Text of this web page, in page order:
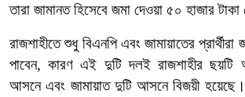
তারা জামানত হিসেবে জমা দেওয়া ৫০ হাজার
রাজশাহীতে শুধু বিএনপি এবং জামায়াতের
পাবেন, কারণ এই দুটি দলই রাজশাহীর ছয়টি
আসনে এবং জামায়াত দুটি আসনে বিজয়ী হয়েছে।